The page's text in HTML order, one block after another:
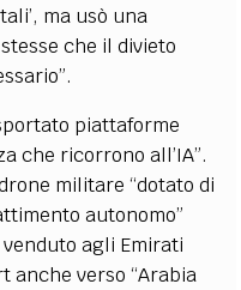
ma usò una
che il divieto
piattaforme
che ricorrono all’IA”.
militare “dotato di
autonomo”
agli Emirati
anche verso “Arabia